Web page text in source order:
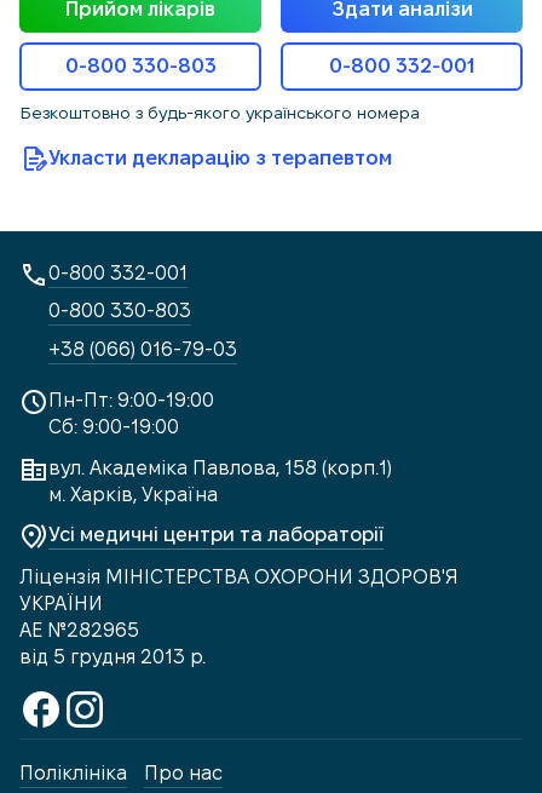
Прийом лікарів Здати аналізи
0-800 330-803 0-800 332-001
Безкоштовно з будь-якого українського номера
Укласти декларацію з терапевтом
Пн-Пт: 9:00-19:00
Сб: 9:00-19:00
вул. Академіка Павлова, 158 (корп.1)
м. Харків, Україна
Усі медичні центри та лабораторії
Ліцензія МІНІСТЕРСТВА ОХОРОНИ ЗДОРОВ'Я
УКРАЇНИ
АЕ №282965
від 5 грудня 2013 р.
0-800 332-001
0-800 330-803
+38 (066) 016-79-03
Поліклініка Про нас